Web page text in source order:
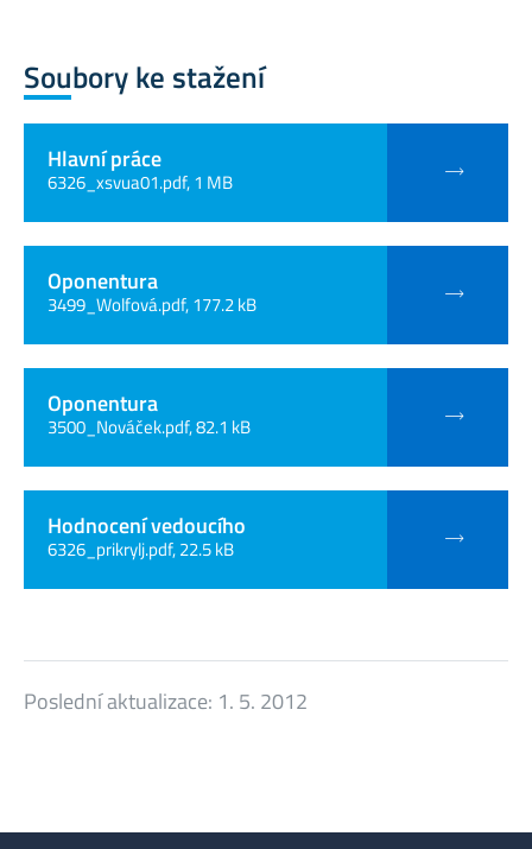
Soubory ke stažení
Hlavní práce
6326_xsvua01.pdf, 1 MB
Oponentura
3499_Wolfová.pdf, 177.2 kB
Oponentura
3500_Nováček.pdf, 82.1 kB
Hodnocení vedoucího
6326_prikrylj.pdf, 22.5 kB
Poslední aktualizace: 1. 5. 2012